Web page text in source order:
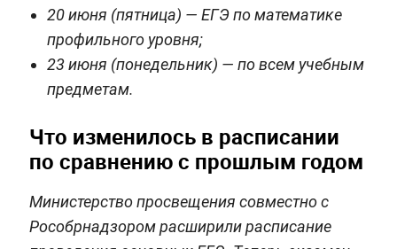
20 июня (пятница) — ЕГЭ по математике
профильного уровня;
23 июня (понедельник) — по всем учебным
предметам.
Что изменилось в расписании
по сравнению с прошлым годом
Министерство просвещения совместно с
Рособрнадзором расширили расписание